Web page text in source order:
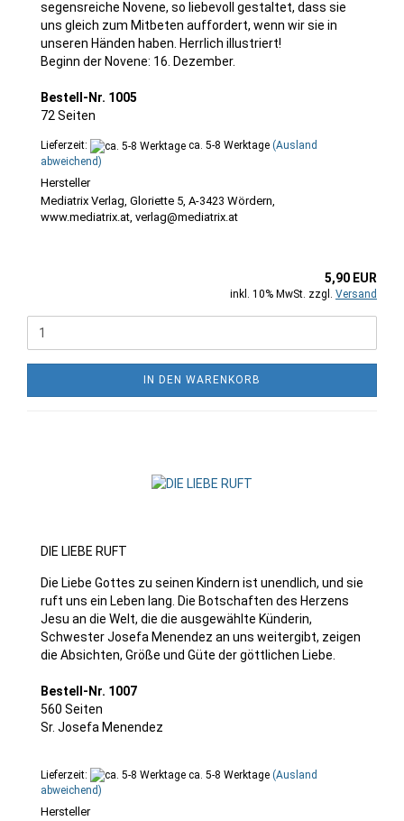
segensreiche Novene, so liebevoll gestaltet, dass sie
uns gleich zum Mitbeten auffordert, wenn wir sie in
unseren Händen haben. Herrlich illustriert!
Beginn der Novene: 16. Dezember.
Bestell-Nr. 1005
72 Seiten
Lieferzeit: ca. 5-8 Werktage (Ausland
abweichend)
Mediatrix Verlag, Gloriette 5, A-3423 Wördern,
www.mediatrix.at, verlag@mediatrix.at
5,90 EUR
inkl. 10% MwSt. zzgl. Versand
IN DEN WARENKORB
DIE LIEBE RUFT
Die Liebe Gottes zu seinen Kindern ist unendlich, und sie
ruft uns ein Leben lang. Die Botschaften des Herzens
Jesu an die Welt, die die ausgewählte Künderin,
Schwester Josefa Menendez an uns weitergibt, zeigen
die Absichten, Größe und Güte der göttlichen Liebe.
Bestell-Nr. 1007
560 Seiten
Sr. Josefa Menendez
Lieferzeit: ca. 5-8 Werktage (Ausland
abweichend)